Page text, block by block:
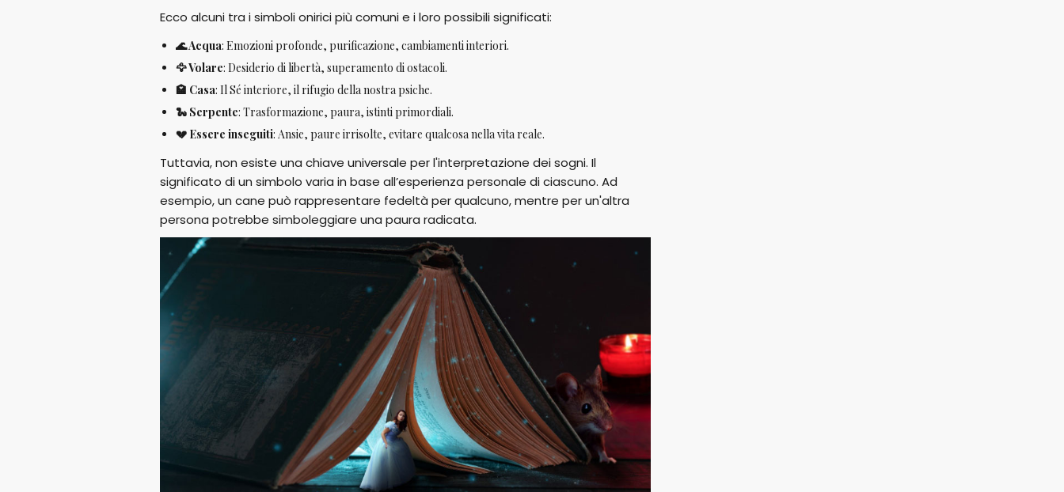
Ecco alcuni tra i simboli onirici più comuni e i loro possibili significati:
🌊 Acqua: Emozioni profonde, purificazione, cambiamenti interiori.
🦅 Volare: Desiderio di libertà, superamento di ostacoli.
🏩 Casa: Il Sé interiore, il rifugio della nostra psiche.
🐍 Serpente: Trasformazione, paura, istinti primordiali.
💔 Essere inseguiti: Ansie, paure irrisolte, evitare qualcosa nella vita reale.
Tuttavia, non esiste una chiave universale per l'interpretazione dei sogni. Il
significato di un simbolo varia in base all’esperienza personale di ciascuno. Ad
esempio, un cane può rappresentare fedeltà per qualcuno, mentre per un'altra
persona potrebbe simboleggiare una paura radicata.